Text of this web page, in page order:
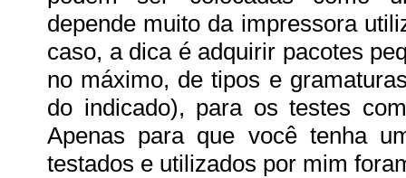
depende muito da impressora
caso, a dica é adquirir pacotes
no máximo, de tipos e
do indicado), para os testes
Apenas para que você tenha
testados e utilizados por mim